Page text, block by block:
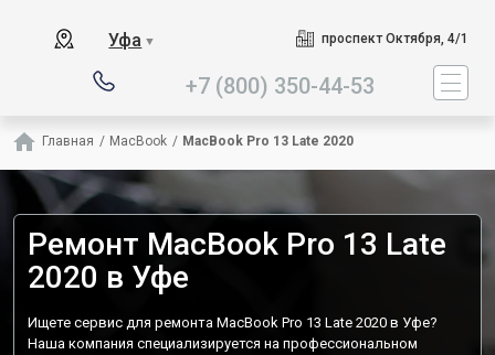
Уфа ▼ проспект Октября, 4/1
+7 (800) 350-44-53
Главная / MacBook / MacBook Pro 13 Late 2020
Ремонт MacBook Pro 13 Late
2020 в Уфе
Ищете сервис для ремонта MacBook Pro 13 Late 2020 в Уфе?
Наша компания специализируется на профессиональном